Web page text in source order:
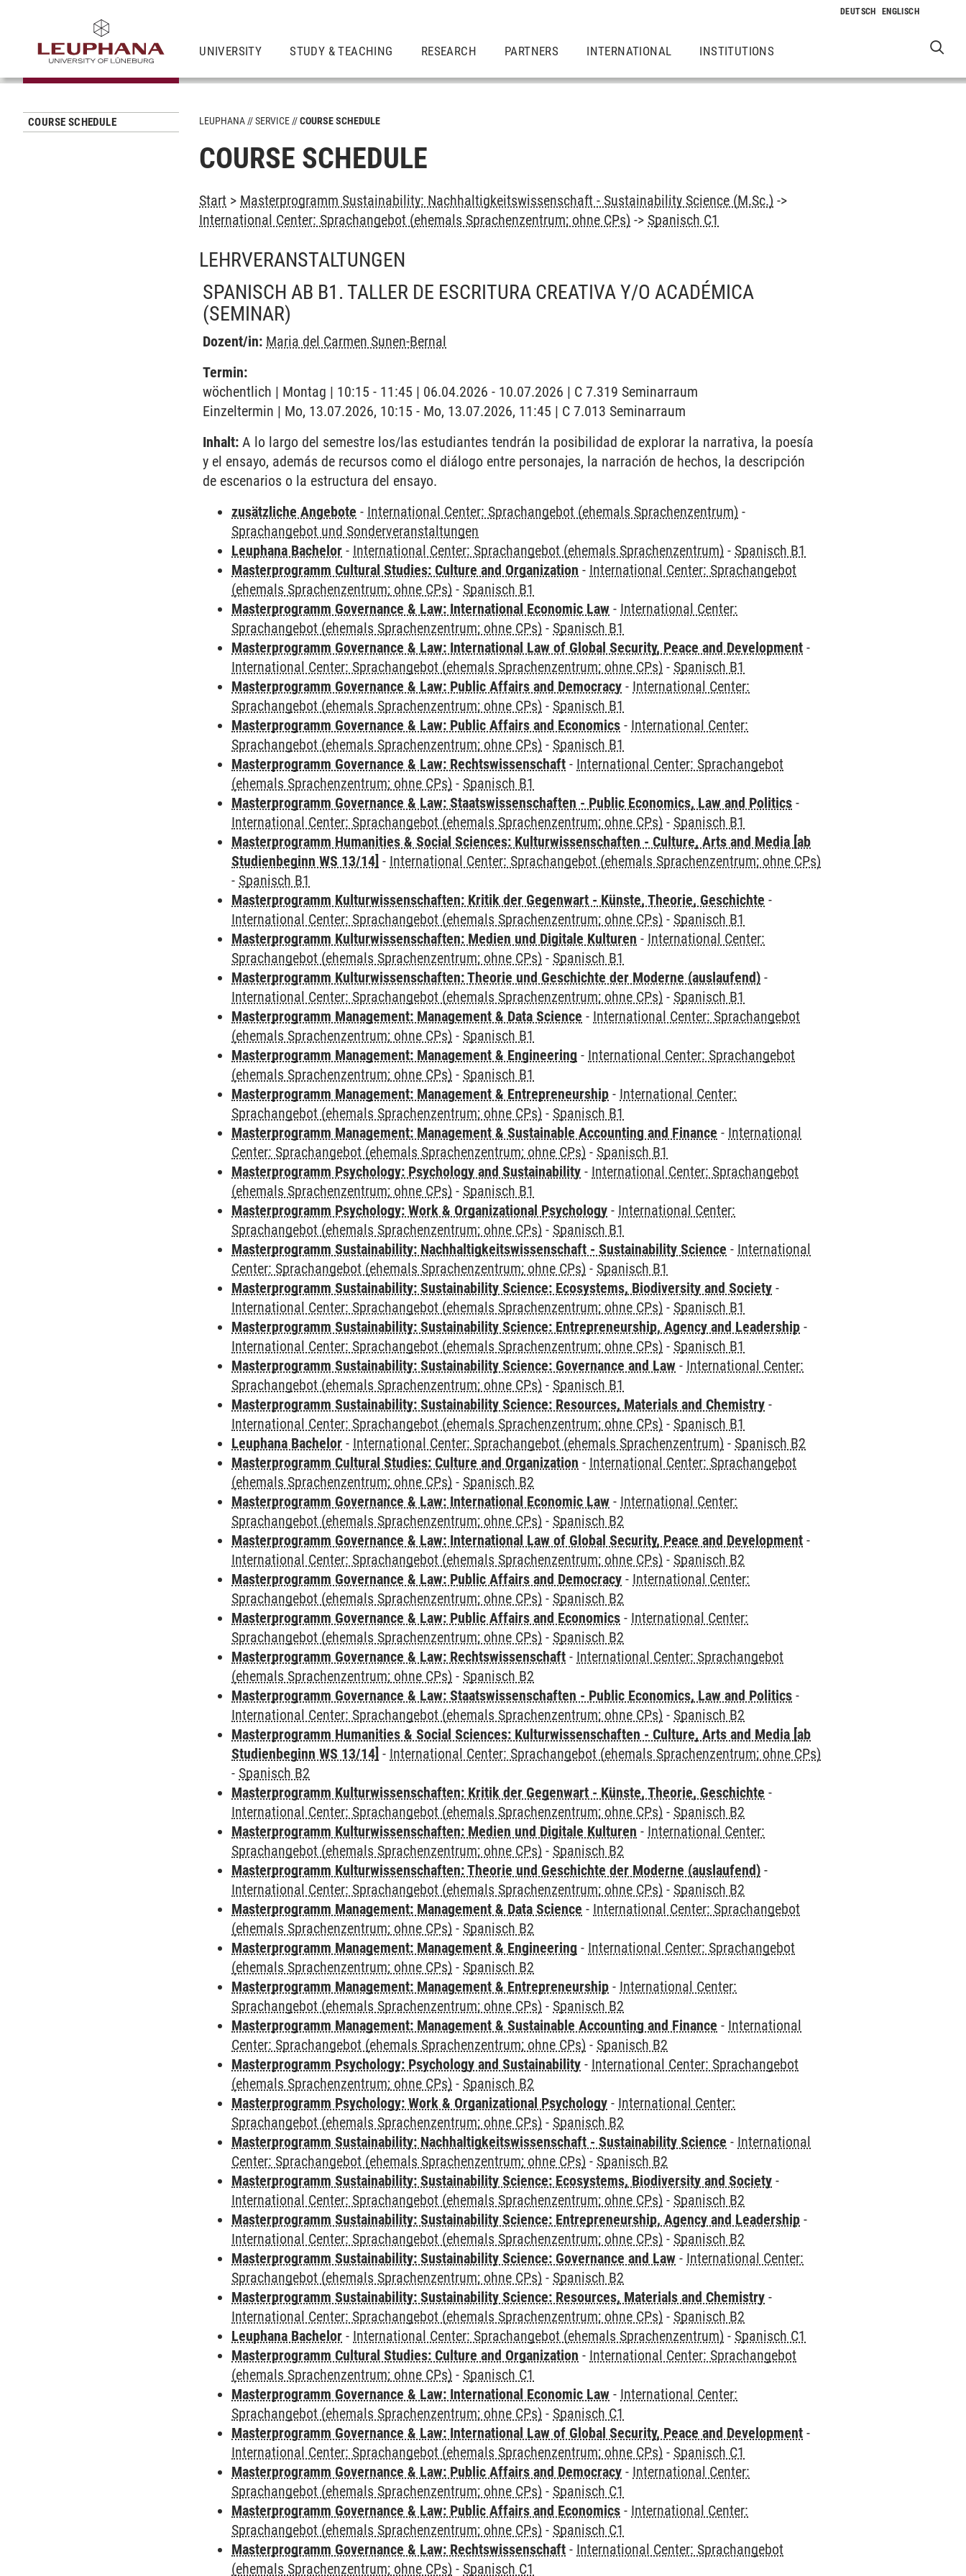
UNIVERSITY STUDY & TEACHING RESEARCH PARTNERS INTERNATIONAL INSTITUTIONS
COURSE SCHEDULE LEUPHANA SERVICE COURSE SCHEDULE
COURSE SCHEDULE
Start > Masterprogramm Sustainability: Nachhaltigkeitswissenschaft - Sustainability Science (M.Sc.) ->
International Center: Sprachangebot (ehemals Sprachenzentrum; ohne CPs) -> Spanisch C1
LEHRVERANSTALTUNGEN
SPANISCH AB B1. TALLER DE ESCRITURA CREATIVA Y/O ACADÉMICA
(SEMINAR)
Dozent/in: Maria del Carmen Sunen-Bernal
Termin:
wöchentlich | Montag | 10:15 - 11:45 | 06.04.2026 - 10.07.2026 | C 7.319 Seminarraum
Einzeltermin | Mo, 13.07.2026, 10:15 - Mo, 13.07.2026, 11:45 | C 7.013 Seminarraum
Inhalt: A lo largo del semestre los/las estudiantes tendrán la posibilidad de explorar la narrativa, la poesía
y el ensayo, además de recursos como el diálogo entre personajes, la narración de hechos, la descripción
de escenarios o la estructura del ensayo.
zusätzliche Angebote - International Center: Sprachangebot (ehemals Sprachenzentrum) -
Sprachangebot und Sonderveranstaltungen
Leuphana Bachelor - International Center: Sprachangebot (ehemals Sprachenzentrum) - Spanisch B1
Masterprogramm Cultural Studies: Culture and Organization - International Center: Sprachangebot
(ehemals Sprachenzentrum; ohne CPs) - Spanisch B1
Masterprogramm Governance & Law: International Economic Law - International Center:
Sprachangebot (ehemals Sprachenzentrum; ohne CPs) - Spanisch B1
Masterprogramm Governance & Law: International Law of Global Security, Peace and Development -
International Center: Sprachangebot (ehemals Sprachenzentrum; ohne CPs) - Spanisch B1
Masterprogramm Governance & Law: Public Affairs and Democracy - International Center:
Sprachangebot (ehemals Sprachenzentrum; ohne CPs) - Spanisch B1
Masterprogramm Governance & Law: Public Affairs and Economics - International Center:
Sprachangebot (ehemals Sprachenzentrum; ohne CPs) - Spanisch B1
Masterprogramm Governance & Law: Rechtswissenschaft - International Center: Sprachangebot
(ehemals Sprachenzentrum; ohne CPs) - Spanisch B1
Masterprogramm Governance & Law: Staatswissenschaften - Public Economics, Law and Politics -
International Center: Sprachangebot (ehemals Sprachenzentrum; ohne CPs) - Spanisch B1
Masterprogramm Humanities & Social Sciences: Kulturwissenschaften - Culture, Arts and Media [ab
Studienbeginn WS 13/14] - International Center: Sprachangebot (ehemals Sprachenzentrum; ohne CPs)
- Spanisch B1
Masterprogramm Kulturwissenschaften: Kritik der Gegenwart - Künste, Theorie, Geschichte -
International Center: Sprachangebot (ehemals Sprachenzentrum; ohne CPs) - Spanisch B1
Masterprogramm Kulturwissenschaften: Medien und Digitale Kulturen - International Center:
Sprachangebot (ehemals Sprachenzentrum; ohne CPs) - Spanisch B1
Masterprogramm Kulturwissenschaften: Theorie und Geschichte der Moderne (auslaufend) -
International Center: Sprachangebot (ehemals Sprachenzentrum; ohne CPs) - Spanisch B1
Masterprogramm Management: Management & Data Science - International Center: Sprachangebot
(ehemals Sprachenzentrum; ohne CPs) - Spanisch B1
Masterprogramm Management: Management & Engineering - International Center: Sprachangebot
(ehemals Sprachenzentrum; ohne CPs) - Spanisch B1
Masterprogramm Management: Management & Entrepreneurship - International Center:
Sprachangebot (ehemals Sprachenzentrum; ohne CPs) - Spanisch B1
Masterprogramm Management: Management & Sustainable Accounting and Finance - International
Center: Sprachangebot (ehemals Sprachenzentrum; ohne CPs) - Spanisch B1
Masterprogramm Psychology: Psychology and Sustainability - International Center: Sprachangebot
(ehemals Sprachenzentrum; ohne CPs) - Spanisch B1
Masterprogramm Psychology: Work & Organizational Psychology - International Center:
Sprachangebot (ehemals Sprachenzentrum; ohne CPs) - Spanisch B1
Masterprogramm Sustainability: Nachhaltigkeitswissenschaft - Sustainability Science - International
Center: Sprachangebot (ehemals Sprachenzentrum; ohne CPs) - Spanisch B1
Masterprogramm Sustainability: Sustainability Science: Ecosystems, Biodiversity and Society -
International Center: Sprachangebot (ehemals Sprachenzentrum; ohne CPs) - Spanisch B1
Masterprogramm Sustainability: Sustainability Science: Entrepreneurship, Agency and Leadership -
International Center: Sprachangebot (ehemals Sprachenzentrum; ohne CPs) - Spanisch B1
Masterprogramm Sustainability: Sustainability Science: Governance and Law - International Center:
Sprachangebot (ehemals Sprachenzentrum; ohne CPs) - Spanisch B1
Masterprogramm Sustainability: Sustainability Science: Resources, Materials and Chemistry -
International Center: Sprachangebot (ehemals Sprachenzentrum; ohne CPs) - Spanisch B1
Leuphana Bachelor - International Center: Sprachangebot (ehemals Sprachenzentrum) - Spanisch B2
Masterprogramm Cultural Studies: Culture and Organization - International Center: Sprachangebot
(ehemals Sprachenzentrum; ohne CPs) - Spanisch B2
Masterprogramm Governance & Law: International Economic Law - International Center:
Sprachangebot (ehemals Sprachenzentrum; ohne CPs) - Spanisch B2
Masterprogramm Governance & Law: International Law of Global Security, Peace and Development -
International Center: Sprachangebot (ehemals Sprachenzentrum; ohne CPs) - Spanisch B2
Masterprogramm Governance & Law: Public Affairs and Democracy - International Center:
Sprachangebot (ehemals Sprachenzentrum; ohne CPs) - Spanisch B2
Masterprogramm Governance & Law: Public Affairs and Economics - International Center:
Sprachangebot (ehemals Sprachenzentrum; ohne CPs) - Spanisch B2
Masterprogramm Governance & Law: Rechtswissenschaft - International Center: Sprachangebot
(ehemals Sprachenzentrum; ohne CPs) - Spanisch B2
Masterprogramm Governance & Law: Staatswissenschaften - Public Economics, Law and Politics -
International Center: Sprachangebot (ehemals Sprachenzentrum; ohne CPs) - Spanisch B2
Masterprogramm Humanities & Social Sciences: Kulturwissenschaften - Culture, Arts and Media [ab
Studienbeginn WS 13/14] - International Center: Sprachangebot (ehemals Sprachenzentrum; ohne CPs)
- Spanisch B2
Masterprogramm Kulturwissenschaften: Kritik der Gegenwart - Künste, Theorie, Geschichte -
International Center: Sprachangebot (ehemals Sprachenzentrum; ohne CPs) - Spanisch B2
Masterprogramm Kulturwissenschaften: Medien und Digitale Kulturen - International Center:
Sprachangebot (ehemals Sprachenzentrum; ohne CPs) - Spanisch B2
Masterprogramm Kulturwissenschaften: Theorie und Geschichte der Moderne (auslaufend) -
International Center: Sprachangebot (ehemals Sprachenzentrum; ohne CPs) - Spanisch B2
Masterprogramm Management: Management & Data Science - International Center: Sprachangebot
(ehemals Sprachenzentrum; ohne CPs) - Spanisch B2
Masterprogramm Management: Management & Engineering - International Center: Sprachangebot
(ehemals Sprachenzentrum; ohne CPs) - Spanisch B2
Masterprogramm Management: Management & Entrepreneurship - International Center:
Sprachangebot (ehemals Sprachenzentrum; ohne CPs) - Spanisch B2
Masterprogramm Management: Management & Sustainable Accounting and Finance - International
Center: Sprachangebot (ehemals Sprachenzentrum; ohne CPs) - Spanisch B2
Masterprogramm Psychology: Psychology and Sustainability - International Center: Sprachangebot
(ehemals Sprachenzentrum; ohne CPs) - Spanisch B2
Masterprogramm Psychology: Work & Organizational Psychology - International Center:
Sprachangebot (ehemals Sprachenzentrum; ohne CPs) - Spanisch B2
Masterprogramm Sustainability: Nachhaltigkeitswissenschaft - Sustainability Science - International
Center: Sprachangebot (ehemals Sprachenzentrum; ohne CPs) - Spanisch B2
Masterprogramm Sustainability: Sustainability Science: Ecosystems, Biodiversity and Society -
International Center: Sprachangebot (ehemals Sprachenzentrum; ohne CPs) - Spanisch B2
Masterprogramm Sustainability: Sustainability Science: Entrepreneurship, Agency and Leadership -
International Center: Sprachangebot (ehemals Sprachenzentrum; ohne CPs) - Spanisch B2
Masterprogramm Sustainability: Sustainability Science: Governance and Law - International Center:
Sprachangebot (ehemals Sprachenzentrum; ohne CPs) - Spanisch B2
Masterprogramm Sustainability: Sustainability Science: Resources, Materials and Chemistry -
International Center: Sprachangebot (ehemals Sprachenzentrum; ohne CPs) - Spanisch B2
Leuphana Bachelor - International Center: Sprachangebot (ehemals Sprachenzentrum) - Spanisch C1
Masterprogramm Cultural Studies: Culture and Organization - International Center: Sprachangebot
(ehemals Sprachenzentrum; ohne CPs) - Spanisch C1
Masterprogramm Governance & Law: International Economic Law - International Center:
Sprachangebot (ehemals Sprachenzentrum; ohne CPs) - Spanisch C1
Masterprogramm Governance & Law: International Law of Global Security, Peace and Development -
International Center: Sprachangebot (ehemals Sprachenzentrum; ohne CPs) - Spanisch C1
Masterprogramm Governance & Law: Public Affairs and Democracy - International Center:
Sprachangebot (ehemals Sprachenzentrum; ohne CPs) - Spanisch C1
Masterprogramm Governance & Law: Public Affairs and Economics - International Center:
Sprachangebot (ehemals Sprachenzentrum; ohne CPs) - Spanisch C1
Masterprogramm Governance & Law: Rechtswissenschaft - International Center: Sprachangebot
(ehemals Sprachenzentrum; ohne CPs) - Spanisch C1